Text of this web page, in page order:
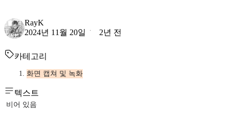
RayK
2024년 11월 20일
2년 전
카테고리
화면 캡쳐 및 녹화
텍스트
비어 있음